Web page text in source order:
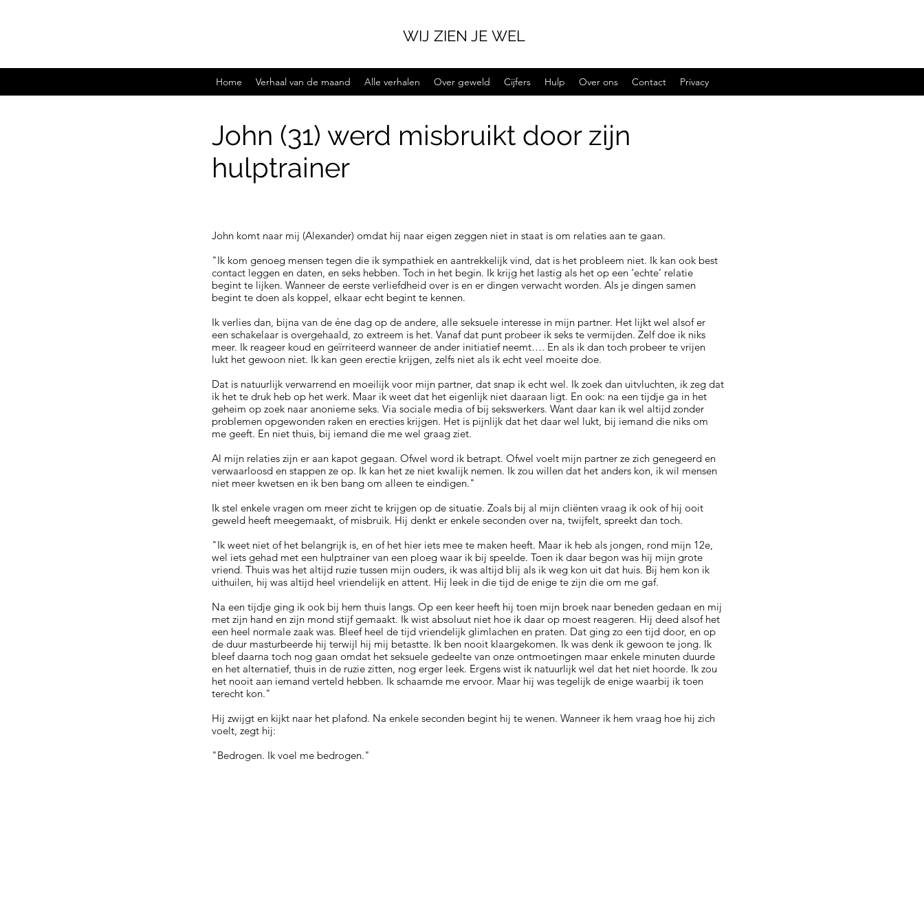
WIJ ZIEN JE WEL
Home Verhaal van de maand Alle verhalen Over geweld Cijfers Hulp Over ons Contact Privacy
John (31) werd misbruikt door zijn
hulptrainer
John komt naar mij (Alexander) omdat hij naar eigen zeggen niet in staat is om relaties aan te gaan.
"Ik kom genoeg mensen tegen die ik sympathiek en aantrekkelijk vind, dat is het probleem niet. Ik kan ook best
contact leggen en daten, en seks hebben. Toch in het begin. Ik krijg het lastig als het op een ‘echte’ relatie
begint te lijken. Wanneer de eerste verliefdheid over is en er dingen verwacht worden. Als je dingen samen
begint te doen als koppel, elkaar echt begint te kennen.
Ik verlies dan, bijna van de éne dag op de andere, alle seksuele interesse in mijn partner. Het lijkt wel alsof er
een schakelaar is overgehaald, zo extreem is het. Vanaf dat punt probeer ik seks te vermijden. Zelf doe ik niks
meer. Ik reageer koud en geïrriteerd wanneer de ander initiatief neemt…. En als ik dan toch probeer te vrijen
lukt het gewoon niet. Ik kan geen erectie krijgen, zelfs niet als ik echt veel moeite doe.
Dat is natuurlijk verwarrend en moeilijk voor mijn partner, dat snap ik echt wel. Ik zoek dan uitvluchten, ik zeg dat
ik het te druk heb op het werk. Maar ik weet dat het eigenlijk niet daaraan ligt. En ook: na een tijdje ga in het
geheim op zoek naar anonieme seks. Via sociale media of bij sekswerkers. Want daar kan ik wel altijd zonder
problemen opgewonden raken en erecties krijgen. Het is pijnlijk dat het daar wel lukt, bij iemand die niks om
me geeft. En niet thuis, bij iemand die me wel graag ziet.
Al mijn relaties zijn er aan kapot gegaan. Ofwel word ik betrapt. Ofwel voelt mijn partner ze zich genegeerd en
verwaarloosd en stappen ze op. Ik kan het ze niet kwalijk nemen. Ik zou willen dat het anders kon, ik wil mensen
niet meer kwetsen en ik ben bang om alleen te eindigen."
Ik stel enkele vragen om meer zicht te krijgen op de situatie. Zoals bij al mijn cliënten vraag ik ook of hij ooit
geweld heeft meegemaakt, of misbruik. Hij denkt er enkele seconden over na, twijfelt, spreekt dan toch.
"Ik weet niet of het belangrijk is, en of het hier iets mee te maken heeft. Maar ik heb als jongen, rond mijn 12e,
wel iets gehad met een hulptrainer van een ploeg waar ik bij speelde. Toen ik daar begon was hij mijn grote
vriend. Thuis was het altijd ruzie tussen mijn ouders, ik was altijd blij als ik weg kon uit dat huis. Bij hem kon ik
uithuilen, hij was altijd heel vriendelijk en attent. Hij leek in die tijd de enige te zijn die om me gaf.
Na een tijdje ging ik ook bij hem thuis langs. Op een keer heeft hij toen mijn broek naar beneden gedaan en mij
met zijn hand en zijn mond stijf gemaakt. Ik wist absoluut niet hoe ik daar op moest reageren. Hij deed alsof het
een heel normale zaak was. Bleef heel de tijd vriendelijk glimlachen en praten. Dat ging zo een tijd door, en op
de duur masturbeerde hij terwijl hij mij betastte. Ik ben nooit klaargekomen. Ik was denk ik gewoon te jong. Ik
bleef daarna toch nog gaan omdat het seksuele gedeelte van onze ontmoetingen maar enkele minuten duurde
en het alternatief, thuis in de ruzie zitten, nog erger leek. Ergens wist ik natuurlijk wel dat het niet hoorde. Ik zou
het nooit aan iemand verteld hebben. Ik schaamde me ervoor. Maar hij was tegelijk de enige waarbij ik toen
terecht kon."
Hij zwijgt en kijkt naar het plafond. Na enkele seconden begint hij te wenen. Wanneer ik hem vraag hoe hij zich
voelt, zegt hij:
"Bedrogen. Ik voel me bedrogen."